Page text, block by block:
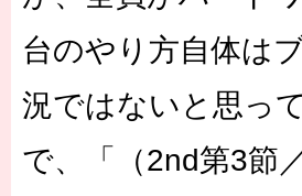
台のやり方自体は
況ではないと思っ
で、「（2nd第3節